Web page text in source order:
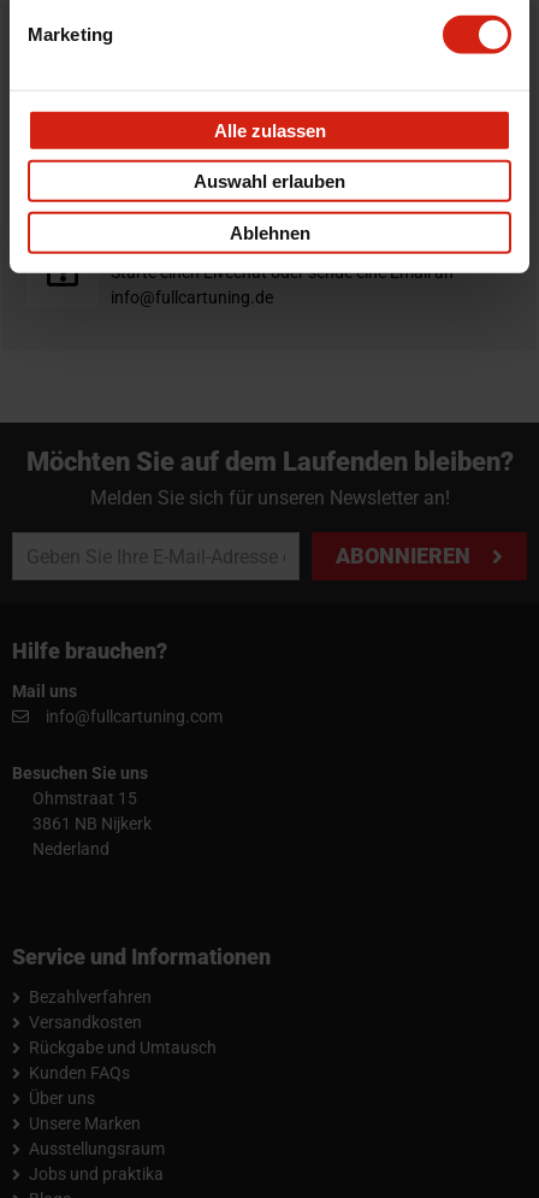
Marketing
Alle zulassen
Auswahl erlauben
Ablehnen
Nicht zufrieden?
Bestellung zurück zu geben.
Professioneller Rat nötig?
Starte einen Livechat oder sende eine Email an
info@fullcartuning.de
Möchten Sie auf dem Laufenden bleiben?
Melden Sie sich für unseren Newsletter an!
ABONNIEREN
Hilfe brauchen?
Mail uns
info@fullcartuning.com
Besuchen Sie uns
Ohmstraat 15
3861 NB Nijkerk
Nederland
Service und Informationen
Bezahlverfahren
Versandkosten
Rückgabe und Umtausch
Kunden FAQs
Über uns
Unsere Marken
Ausstellungsraum
Jobs und praktika